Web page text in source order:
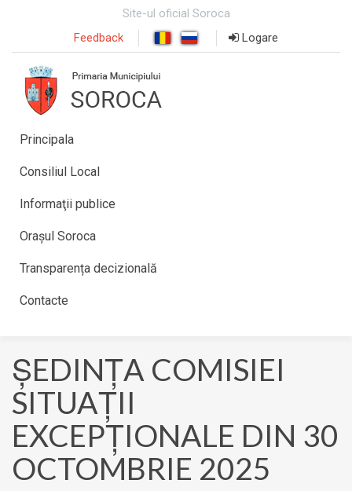
Site-ul oficial Soroca
Feedback
Logare
Principala
Consiliul Local
Informaţii publice
Orașul Soroca
Transparența decizională
Contacte
ȘEDINȚA COMISIEI
SITUAȚII
EXCEPȚIONALE DIN 30
OCTOMBRIE 2025